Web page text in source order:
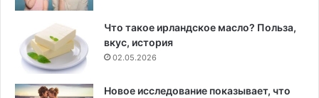
Что такое ирландское масло? Польза,
вкус, история
02.05.2026
Новое исследование показывает, что